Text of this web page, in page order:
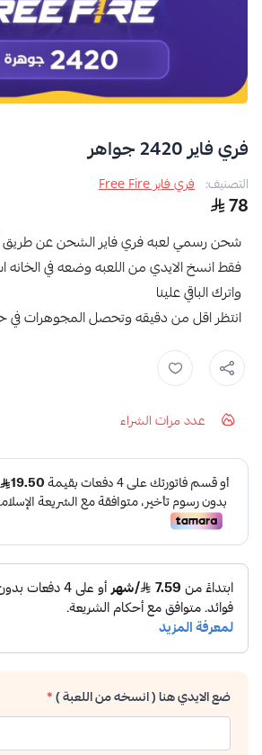
فري فاير 2420 جواهر
التصنيف: فري فاير Free Fire
78
شحن رسمي لعبه فري فاير الشحن عن طريق
فقط انسخ الايدي من اللعبه وضعه في الخانه
واترك الباقي علينا
انتظر اقل من دقيقه وتحصل المجوهرات
عدد مرات الشراء
ضع الايدي هنا ( انسخه من اللعبة )*